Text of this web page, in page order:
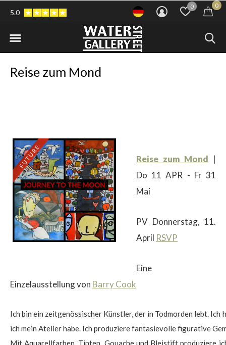
0 0
5.0
Reise zum Mond
Reise zum Mond |
Do 11 APR - Fr 31
Mai
PV Donnerstag, 11.
April RSVP
Eine
Einzelausstellung von Barry Cook
Ich bin ein zeitgenössischer Künstler, der in Todmorden lebt.
ich mein Atelier habe. Ich produziere fantasievolle figurative
Mit Aquarellfarben, Tinten, Gouache und Bleistift produziere